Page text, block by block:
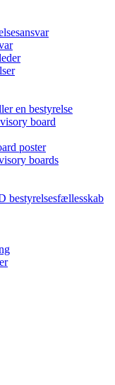
en bestyrelse
board
poster
boards
bestyrelsesfællesskab